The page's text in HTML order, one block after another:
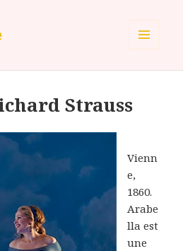
Strauss
Vienn
e,
1860.
Arabe
lla est
une